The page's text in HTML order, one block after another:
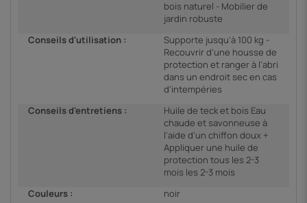
bois naturel - Mobilier de
jardin robuste
Conseils d'utilisation :
Supporte jusqu'à 100 kg -
Recouvrir d'une housse de
protection et ranger à l'abri
dans un endroit sec en cas
d'intempéries
Conseils d'entretiens :
Huile de teck et bois Eau
chaude et savonneuse à
l'aide d'un chiffon doux +
Appliquer une huile de
protection tous les 2-3
mois les 2-3 mois
Couleurs :
noir